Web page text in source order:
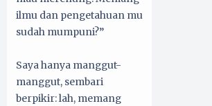
ilmu dan pengetahuan mu
sudah mumpuni?”
Saya hanya manggut-
manggut, sembari
berpikir: lah, memang